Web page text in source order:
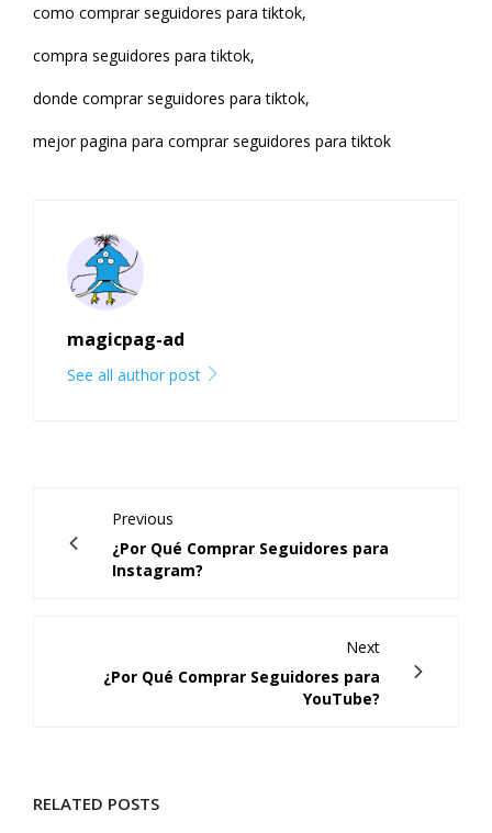
como comprar seguidores para tiktok,
compra seguidores para tiktok,
donde comprar seguidores para tiktok,
mejor pagina para comprar seguidores para tiktok
magicpag-ad
See all author post
Previous
¿Por Qué Comprar Seguidores para
Instagram?
Next
¿Por Qué Comprar Seguidores para
YouTube?
RELATED POSTS